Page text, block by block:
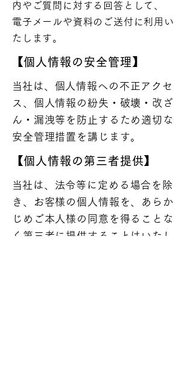
内やご質問に対する回答として、
電子メールや資料のご送付に利用い
たします。
​【個人情報の安全管理】
​当社は、個人情報への不正アクセ
ス、個人情報の紛失・破壊・改ざ
ん・漏洩等を防止するため適切な
安全管理措置を講じます。
​【個人情報の第三者提供】
​当社は、法令等に定める場合を除
き、お客様の個人情報を、あらか
じめご本人様の同意を得ることな
く第三者に提供することはいたし